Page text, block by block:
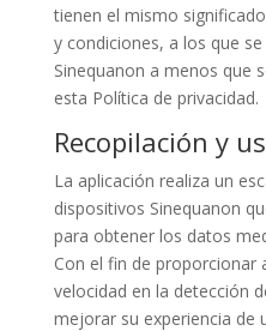
tienen el mismo
y condiciones, a los que
Sinequanon a menos que
esta Política de privacidad.
Recopilación y
La aplicación realiza un
dispositivos Sinequanon
para obtener los datos
Con el fin de proporcionar
velocidad en la detección
mejorar su experiencia de